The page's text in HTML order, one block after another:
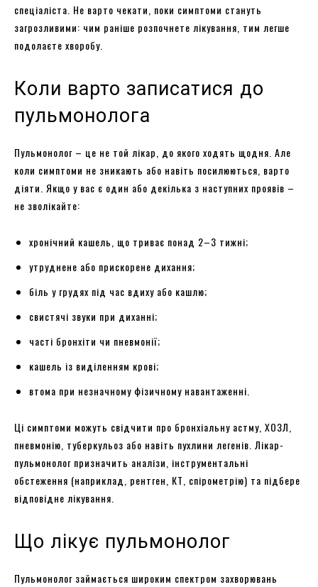
спеціаліста. Не варто чекати, поки симптоми стануть
загрозливими: чим раніше розпочнете лікування, тим легше
подолаєте хворобу.
Коли варто записатися до
пульмонолога
Пульмонолог – це не той лікар, до якого ходять щодня. Але
коли симптоми не зникають або навіть посилюються, варто
діяти. Якщо у вас є один або декілька з наступних проявів –
не зволікайте:
хронічний кашель, що триває понад 2–3 тижні;
утруднене або прискорене дихання;
біль у грудях під час вдиху або кашлю;
свистячі звуки при диханні;
часті бронхіти чи пневмонії;
кашель із виділенням крові;
втома при незначному фізичному навантаженні.
Ці симптоми можуть свідчити про бронхіальну астму, ХОЗЛ,
пневмонію, туберкульоз або навіть пухлини легенів. Лікар-
пульмонолог призначить аналізи, інструментальні
обстеження (наприклад, рентген, КТ, спірометрію) та підбере
відповідне лікування.
Що лікує пульмонолог
Пульмонолог займається широким спектром захворювань